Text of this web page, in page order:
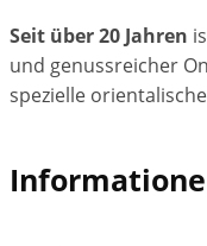
Seit über 20 Jahren
und genussreicher
spezielle